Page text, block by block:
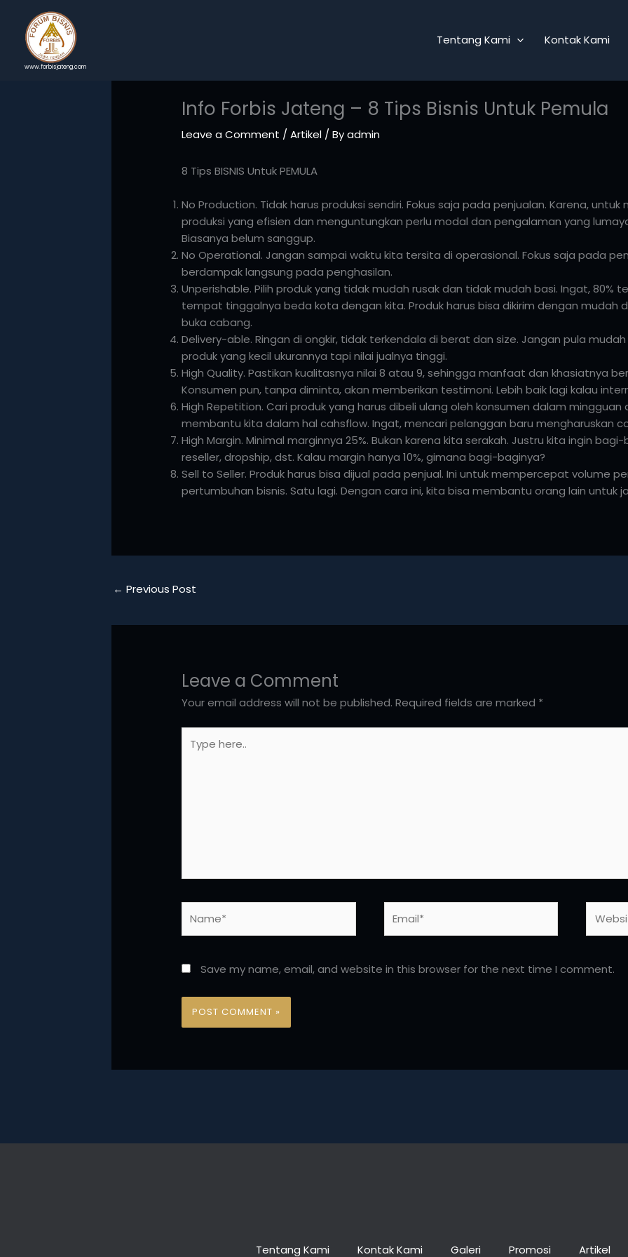
content
www.forbisjateng.com
Tentang Kami Kontak Kami
Info Forbis Jateng – 8 Tips Bisnis Untuk Pemula
Leave a Comment / Artikel/ Byadmin
8 Tips BISNIS Untuk PEMULA
No Production. Tidak harus produksi sendiri. Fokus saja pada penjualan. Karena, untuk
produksi yang efisien dan menguntungkan perlu modal dan pengalaman yang
Biasanya belum sanggup.
No Operational. Jangan sampai waktu kita tersita di operasional. Fokus saja pada
berdampak langsung pada penghasilan.
Unperishable. Pilih produk yang tidak mudah rusak dan tidak mudah basi. Ingat, 80%
tempat tinggalnya beda kota dengan kita. Produk harus bisa dikirim dengan mudah
buka cabang.
Delivery-able. Ringan di ongkir, tidak terkendala di berat dan size. Jangan pula
produk yang kecil ukurannya tapi nilai jualnya tinggi.
High Quality. Pastikan kualitasnya nilai 8 atau 9, sehingga manfaat dan khasiatnya
Konsumen pun, tanpa diminta, akan memberikan testimoni. Lebih baik lagi kalau
High Repetition. Cari produk yang harus dibeli ulang oleh konsumen dalam mingguan
membantu kita dalam hal cahsflow. Ingat, mencari pelanggan baru mengharuskan
High Margin. Minimal marginnya 25%. Bukan karena kita serakah. Justru kita ingin
reseller, dropship, dst. Kalau margin hanya 10%, gimana bagi-baginya?
Sell to Seller. Produk harus bisa dijual pada penjual. Ini untuk mempercepat volume
pertumbuhan bisnis. Satu lagi. Dengan cara ini, kita bisa membantu orang lain untuk
← Previous Post
Leave a Comment
Your email address will not be published. Required fields are marked *
here..
Save my name, email, and website in this browser for the next time I comment.
Tentang Kami Kontak Kami Galeri Promosi Artikel